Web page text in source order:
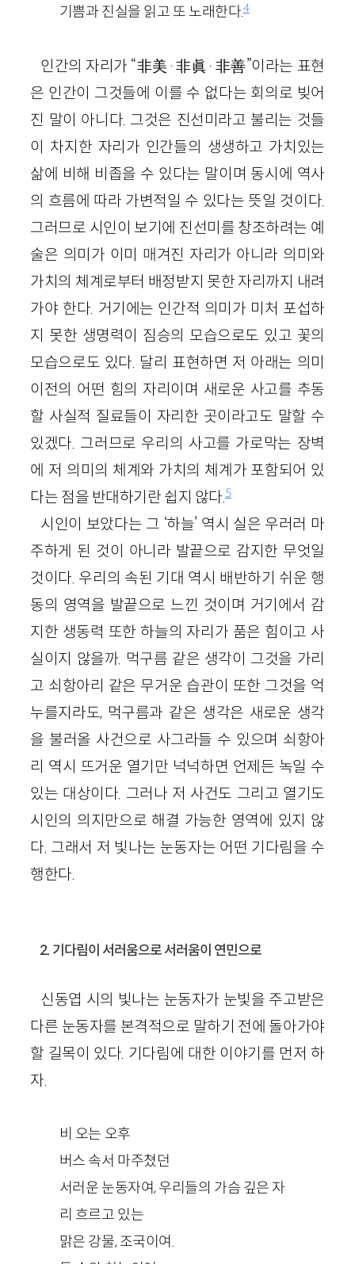
기쁨과 진실을 읽고 또 노래한다.4
인간의 자리가 “非美·非眞·非善”이라는 표현
은 인간이 그것들에 이를 수 없다는 회의로 빚어
진 말이 아니다. 그것은 진선미라고 불리는 것들
이 차지한 자리가 인간들의 생생하고 가치있는
삶에 비해 비좁을 수 있다는 말이며 동시에 역사
의 흐름에 따라 가변적일 수 있다는 뜻일 것이다.
그러므로 시인이 보기에 진선미를 창조하려는 예
술은 의미가 이미 매겨진 자리가 아니라 의미와
가치의 체계로부터 배정받지 못한 자리까지 내려
가야 한다. 거기에는 인간적 의미가 미처 포섭하
지 못한 생명력이 짐승의 모습으로도 있고 꽃의
모습으로도 있다. 달리 표현하면 저 아래는 의미
이전의 어떤 힘의 자리이며 새로운 사고를 추동
할 사실적 질료들이 자리한 곳이라고도 말할 수
있겠다. 그러므로 우리의 사고를 가로막는 장벽
에 저 의미의 체계와 가치의 체계가 포함되어 있
다는 점을 반대하기란 쉽지 않다.5
시인이 보았다는 그 ‘하늘’ 역시 실은 우러러 마
주하게 된 것이 아니라 발끝으로 감지한 무엇일
것이다. 우리의 속된 기대 역시 배반하기 쉬운 행
동의 영역을 발끝으로 느낀 것이며 거기에서 감
지한 생동력 또한 하늘의 자리가 품은 힘이고 사
실이지 않을까. 먹구름 같은 생각이 그것을 가리
고 쇠항아리 같은 무거운 습관이 또한 그것을 억
누를지라도, 먹구름과 같은 생각은 새로운 생각
을 불러올 사건으로 사그라들 수 있으며 쇠항아
리 역시 뜨거운 열기만 넉넉하면 언제든 녹일 수
있는 대상이다. 그러나 저 사건도 그리고 열기도
시인의 의지만으로 해결 가능한 영역에 있지 않
다. 그래서 저 빛나는 눈동자는 어떤 기다림을 수
행한다.
2. 기다림이 서러움으로 서러움이 연민으로
신동엽 시의 빛나는 눈동자가 눈빛을 주고받은
다른 눈동자를 본격적으로 말하기 전에 돌아가야
할 길목이 있다. 기다림에 대한 이야기를 먼저 하
자.
비 오는 오후
버스 속서 마주쳤던
서러운 눈동자여, 우리들의 가슴 깊은 자
리 흐르고 있는
맑은 강물, 조국이여.